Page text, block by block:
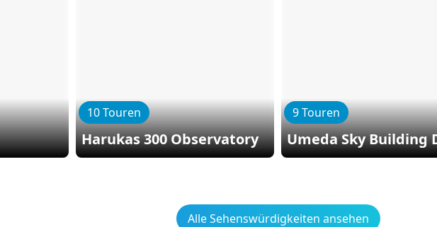
10 Touren
Harukas 300 Observatory
9 Touren
Umeda Sky Building
Alle Sehenswürdigkeiten ansehen